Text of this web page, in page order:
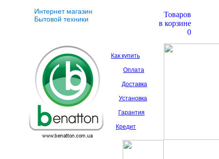
Интернет магазин
Бытовой техники
Товаров
в корзине
0
Как купить
Оплата
Доставка
Установка
Гарантия
Кредит